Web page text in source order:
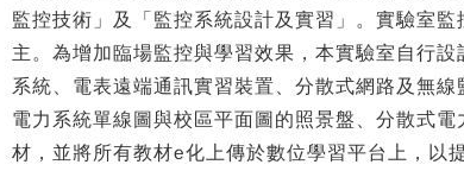
監控技術」及「監控系統設計及實習」。實驗室
主。為增加臨場監控與學習效果，本實驗室自行
系統、電表遠端通訊實習裝置、分散式網路及無
電力系統單線圖與校區平面圖的照景盤、分散式
材，並將所有教材e化上傳於數位學習平台上，以